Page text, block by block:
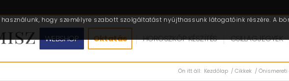
WEBSHOP Oktatás HOROSZKÓP KÉSZÍTÉS CSILLAGJEGYEK
Ön itt áll: Kezdőlap / Cikkek /
hogy személyre szabott szolgáltatást nyújthassunk látogatóink részére. A